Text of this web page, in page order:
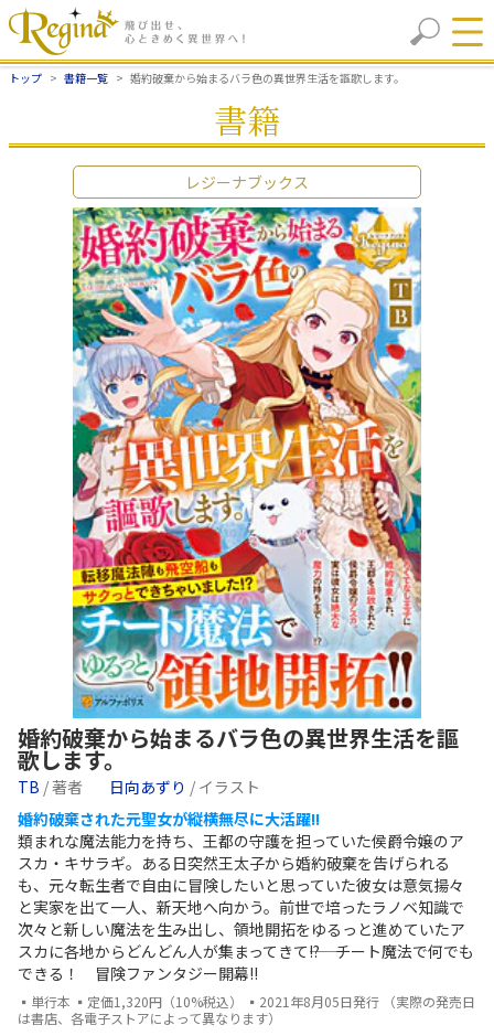
トップ 書籍一覧 婚約破棄から始まるバラ色の異世界生活を謳歌します。
書籍
レジーナブックス
婚約破棄から始まるバラ色の異世界生活を謳
歌します。
TB / 著者 日向あずり / イラスト
婚約破棄された元聖女が縦横無尽に大活躍!!
類まれな魔法能力を持ち、王都の守護を担っていた侯爵令嬢のア
スカ・キサラギ。ある日突然王太子から婚約破棄を告げられる
も、元々転生者で自由に冒険したいと思っていた彼女は意気揚々
と実家を出て一人、新天地へ向かう。前世で培ったラノベ知識で
次々と新しい魔法を生み出し、領地開拓をゆるっと進めていたア
スカに各地からどんどん人が集まってきて――!? チート魔法で何でも
できる！ 冒険ファンタジー開幕!!
▪単行本 ▪定価1,320円（10%税込） ▪2021年8月05日発行 （実際の発売日
は書店、各電子ストアによって異なります）